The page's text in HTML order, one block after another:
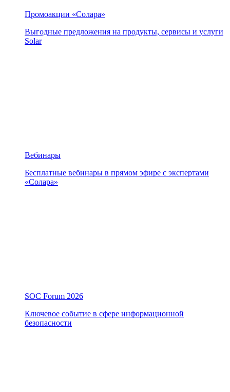
Промоакции «Солара»
Выгодные предложения на продукты, сервисы и услуги
Solar
Вебинары
Бесплатные вебинары в прямом эфире с экспертами
«Солара»
SOC Forum 2026
Ключевое событие в сфере информационной
безопасности